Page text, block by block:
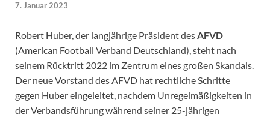
7. Januar 2023
Robert Huber, der langjährige Präsident desAFVD
(American Football Verband Deutschland), steht nach
seinem Rücktritt 2022 im Zentrum eines großen Skandals.
Der neue Vorstand des AFVD hat rechtliche Schritte
gegen Huber eingeleitet, nachdem Unregelmäßigkeiten in
der Verbandsführung während seiner 25-jährigen